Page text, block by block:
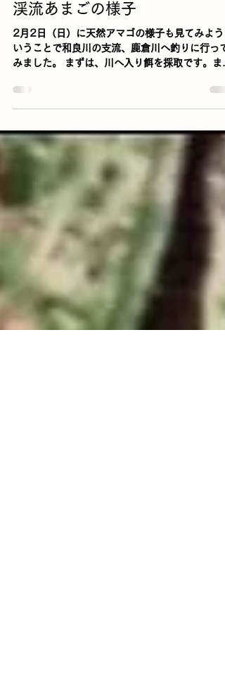
和良川漁協
2025年2月2日
読了時間: 1分
渓流あまごの様子
2月2日（日）に天然アマゴの様子も見てみよう
みました。 まずは、川へ入り餌を採取です。ま
まだ虫達も育っておらずなんとか、マダラとキン
パクの極小サイズを捕まえて餌にしました。...